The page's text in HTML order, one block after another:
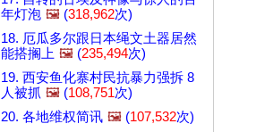
年灯泡 🖼️ (318,962次)
18. 厄瓜多尔跟日本绳文土器居然
能搭搁上 🖼️ (235,494次)
19. 西安鱼化寨村民抗暴力强拆 8
人被抓 🖼️ (108,751次)
20. 各地维权简讯 🖼️ (107,532次)